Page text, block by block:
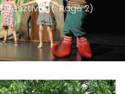
"fesztivál"(: Page 2)